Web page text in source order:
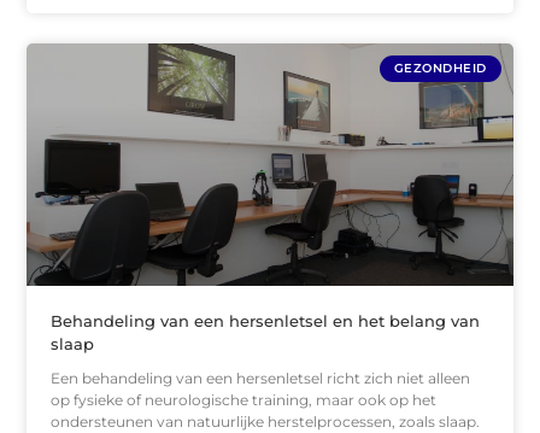
GEZONDHEID
Behandeling van een hersenletsel en het belang van
slaap
Een behandeling van een hersenletsel richt zich niet alleen
op fysieke of neurologische training, maar ook op het
ondersteunen van natuurlijke herstelprocessen, zoals slaap.